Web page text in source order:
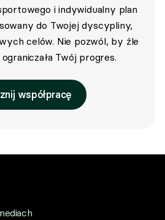
i indywidualny plan
do Twojej dyscypliny,
celów. Nie pozwól, by źle
Twój progres.
współpracę